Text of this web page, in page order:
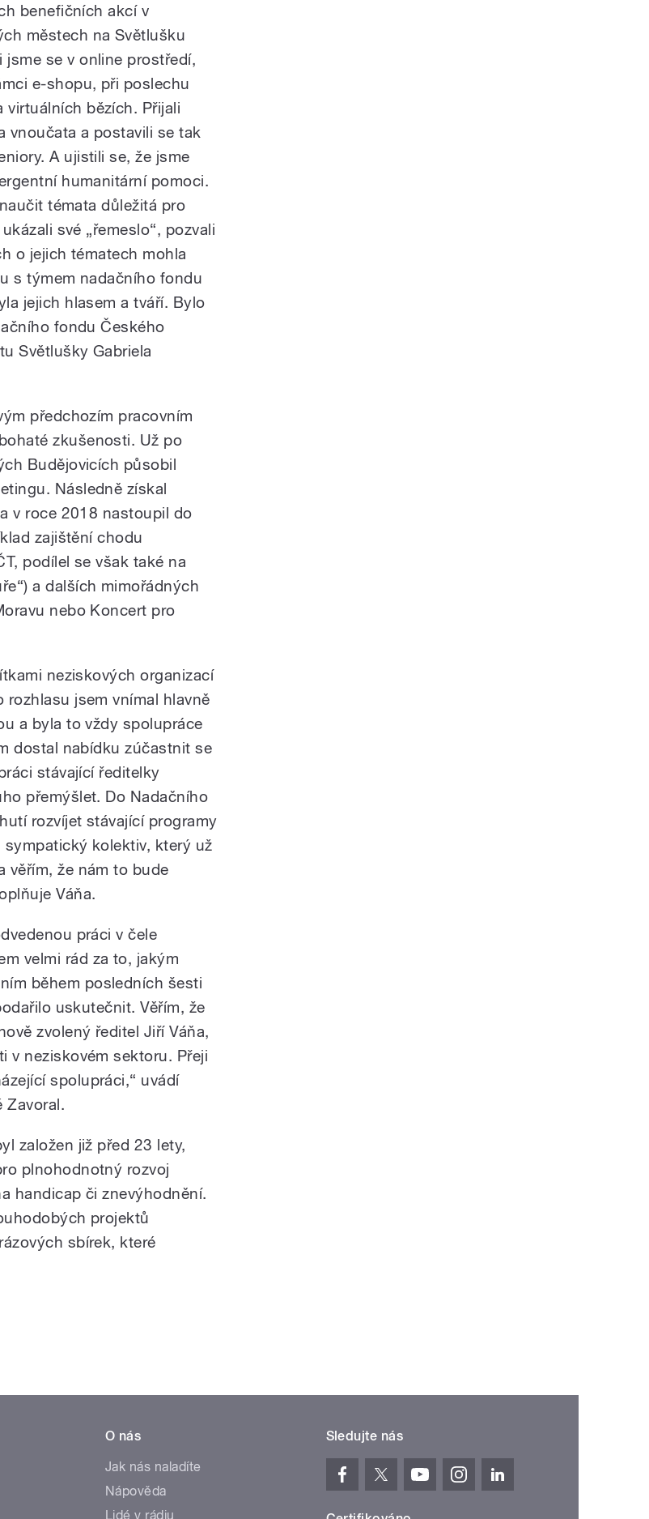
benefičních akcí v
městech na Světlušku
jsme se v online prostředí,
e-shopu, při poslechu
virtuálních bězích. Přijali
vnoučata a postavili se tak
A ujistili se, že jsme
humanitární pomoci.
témata důležitá pro
své „řemeslo“, pozvali
o jejich tématech mohla
s týmem nadačního fondu
jejich hlasem a tváří. Bylo
fondu Českého
Světlušky Gabriela
předchozím pracovním
zkušenosti. Už po
Budějovicích působil
Následně získal
v roce 2018 nastoupil do
zajištění chodu
podílel se však také na
a dalších mimořádných
nebo Koncert pro
neziskových organizací
jsem vnímal hlavně
a byla to vždy spolupráce
dostal nabídku zúčastnit se
stávající ředitelky
přemýšlet. Do Nadačního
rozvíjet stávající programy
sympatický kolektiv, který už
věřím, že nám to bude
Váňa.
práci v čele
velmi rád za to, jakým
během posledních šesti
uskutečnit. Věřím, že
zvolený ředitel Jiří Váňa,
v neziskovém sektoru. Přeji
spolupráci,“ uvádí
Zavoral.
založen již před 23 lety,
plnohodnotný rozvoj
handicap či znevýhodnění.
projektů
sbírek, které
O nás
Jak nás naladíte
Nápověda
Lidé v rádiu
Sledujte nás